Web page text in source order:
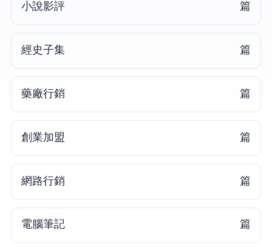
小說影評 45 篇
經史子集 31 篇
藥廠行銷 27 篇
創業加盟 26 篇
網路行銷 24 篇
電腦筆記 22 篇